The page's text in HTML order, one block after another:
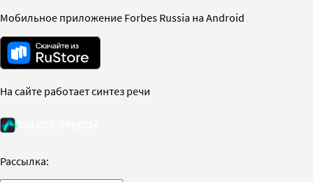
Мобильное приложение Forbes Russia на Android
На сайте работает синтез речи
Рассылка: